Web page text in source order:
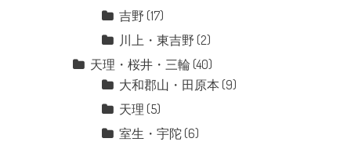
吉野 (17)
川上・東吉野 (2)
天理・桜井・三輪 (40)
大和郡山・田原本 (9)
天理 (5)
室生・宇陀 (6)